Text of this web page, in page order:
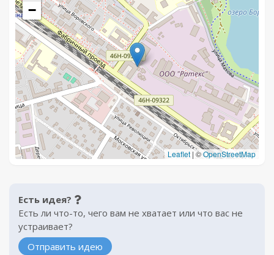
−
Leaflet |©OpenStreetMap
Есть идея?
Есть ли что-то, чего вам не хватает или что вас не
устраивает?
Отправить идею